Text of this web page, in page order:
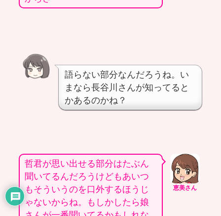
語らない部分なんだろうね。い
まなら長谷川さんが知ってると
かあるのかね？
恵美さん
哲君が思い出せる部分はたぶん
聞いてるんだろうけどもあいつ
もそういうのを口外するほうじ
ゃないからね。もしかしたら娘